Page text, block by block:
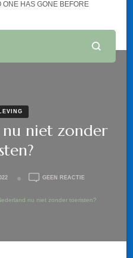
ONE HAS GONE BEFORE
niet zonder
GEEN REACTIEOP
NU
nu niet zonder toeristen?